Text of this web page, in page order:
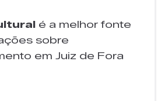
é a melhor fonte
sobre
em Juiz de Fora